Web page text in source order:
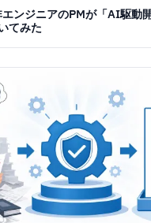
ンジニアのPMが「AI駆動
てみた